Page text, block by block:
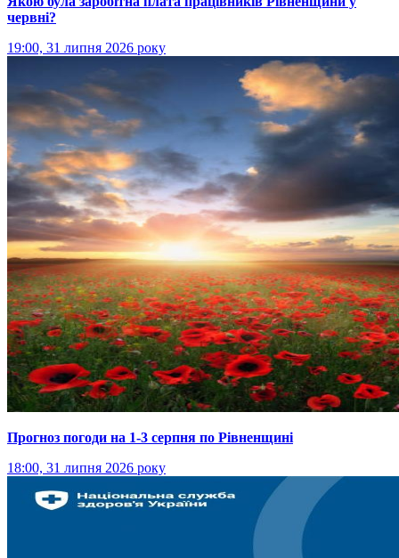
червні?
19:00, 31 липня 2026 року
Прогноз погоди на 1-3 серпня по Рівненщині
18:00, 31 липня 2026 року